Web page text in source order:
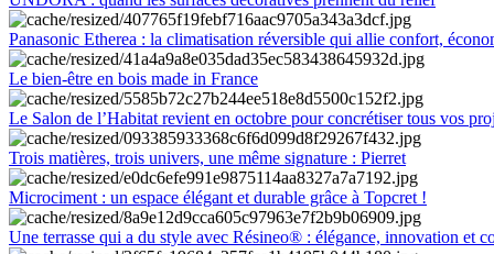
Panasonic Etherea : la climatisation réversible qui allie confort,
Le bien-être en bois made in France
Le Salon de l’Habitat revient en octobre pour concrétiser tous vos
Trois matières, trois univers, une même signature : Pierret
Microciment : un espace élégant et durable grâce à Topcret !
Une terrasse qui a du style avec Résineo® : élégance, innovation et